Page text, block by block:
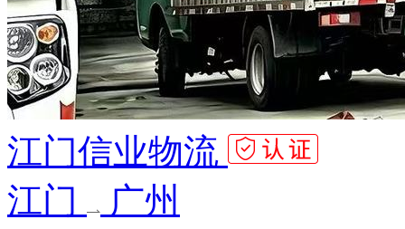
江门信业物流
江门
广州